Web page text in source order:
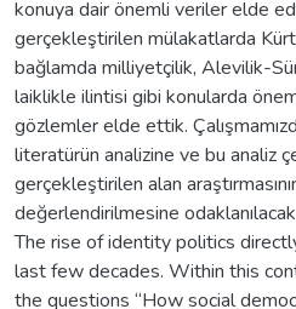
konuya dair önemli veriler elde
gerçekleştirilen mülakatlarda
bağlamda milliyetçilik, Alevilik-
laiklikle ilintisi gibi konularda
gözlemler elde ettik.
literatürün analizine ve bu analiz
gerçekleştirilen alan
değerlendirilmesine
The rise of identity politics
last few decades. Within this
the questions “How social